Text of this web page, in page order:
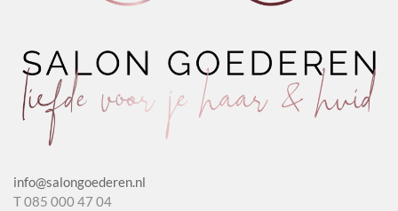
info@salongoederen.nl
T 085 000 47 04